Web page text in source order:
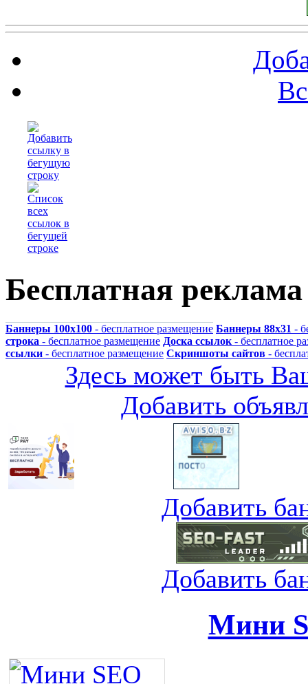
Бесплатная
Баннеры 100x100 - бесплатное размещение Баннеры 88x31 -
строка - бесплатное размещение Доска ссылок - бесплатное
ссылки - бесплатное размещение Скриншоты сайтов -
Здесь может быть
Добавить
Добавить
Добавить
Мини